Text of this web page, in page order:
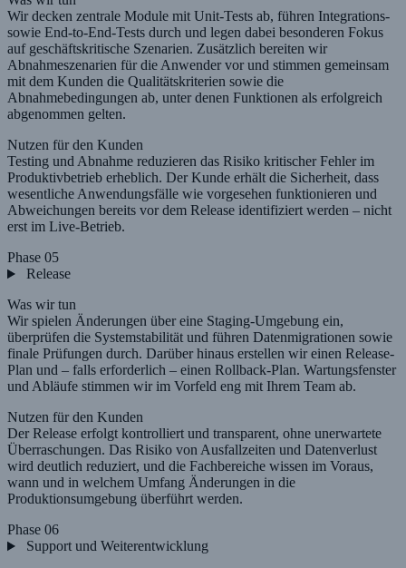
Wir decken zentrale Module mit Unit-Tests ab, führen Integrations-
sowie End-to-End-Tests durch und legen dabei besonderen Fokus
auf geschäftskritische Szenarien. Zusätzlich bereiten wir
Abnahmeszenarien für die Anwender vor und stimmen gemeinsam
mit dem Kunden die Qualitätskriterien sowie die
Abnahmebedingungen ab, unter denen Funktionen als erfolgreich
abgenommen gelten.
Nutzen für den Kunden
Testing und Abnahme reduzieren das Risiko kritischer Fehler im
Produktivbetrieb erheblich. Der Kunde erhält die Sicherheit, dass
wesentliche Anwendungsfälle wie vorgesehen funktionieren und
Abweichungen bereits vor dem Release identifiziert werden – nicht
erst im Live-Betrieb.
Phase 05
Release
Was wir tun
Wir spielen Änderungen über eine Staging-Umgebung ein,
überprüfen die Systemstabilität und führen Datenmigrationen sowie
finale Prüfungen durch. Darüber hinaus erstellen wir einen Release-
Plan und – falls erforderlich – einen Rollback-Plan. Wartungsfenster
und Abläufe stimmen wir im Vorfeld eng mit Ihrem Team ab.
Nutzen für den Kunden
Der Release erfolgt kontrolliert und transparent, ohne unerwartete
Überraschungen. Das Risiko von Ausfallzeiten und Datenverlust
wird deutlich reduziert, und die Fachbereiche wissen im Voraus,
wann und in welchem Umfang Änderungen in die
Produktionsumgebung überführt werden.
Phase 06
Support und Weiterentwicklung